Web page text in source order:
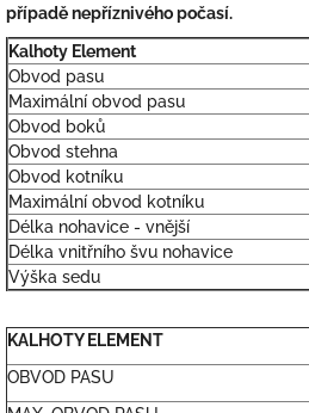
případě nepříznivého počasí.
Kalhoty Element
Obvod pasu
Maximální obvod pasu
Obvod boků
Obvod stehna
Obvod kotníku
Maximální obvod kotníku
Délka nohavice - vnější
Délka vnitřního švu nohavice
Výška sedu
KALHOTY ELEMENT
OBVOD PASU